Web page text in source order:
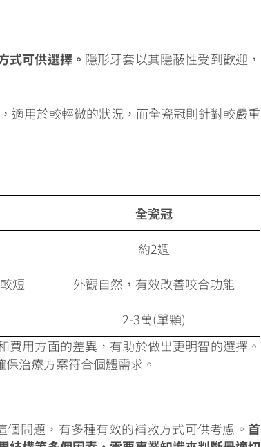
式可供選擇。 隱形牙套以其隱蔽性受到歡迎，
適用於較輕微的狀況，而全瓷冠則針對較嚴重
全瓷冠
約2週
短
外觀自然，有效改善咬合功能
2-3萬(單顆)
用方面的差異，有助於做出更明智的選擇。
治療方案符合個體需求。
問題，有多種有效的補救方式可供考慮。 首